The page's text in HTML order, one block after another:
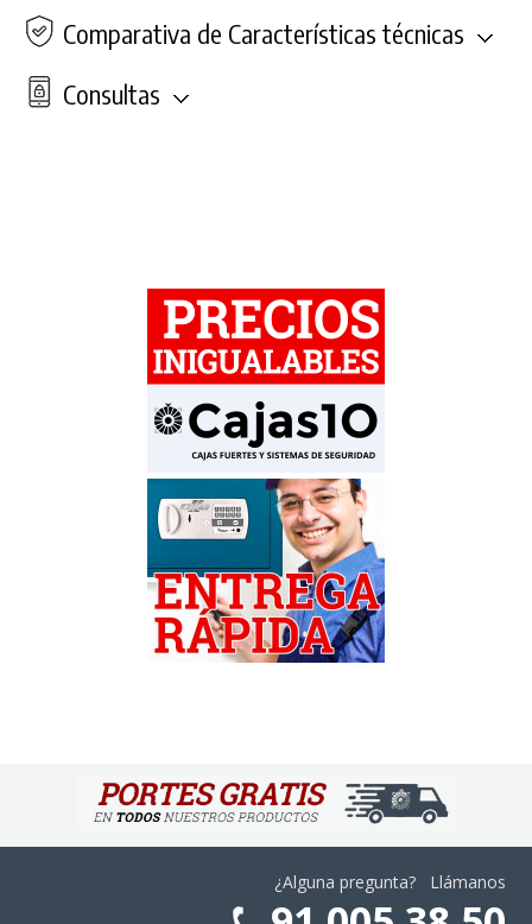
Comparativa de Características técnicas
Consultas
¿Alguna pregunta? Llámanos